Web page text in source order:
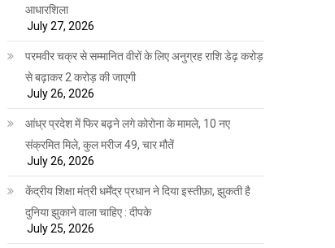
आधारशिला
July 27, 2026
परमवीर चक्र से सम्मानित वीरों के लिए अनुग्रह राशि डेढ़ करोड़
से बढ़ाकर 2 करोड़ की जाएगी
July 26, 2026
आंध्र प्रदेश में फिर बढ़ने लगे कोरोना के मामले, 10 नए
संक्रमित मिले, कुल मरीज 49, चार मौतें
July 26, 2026
केंद्रीय शिक्षा मंत्री धर्मेंद्र प्रधान ने दिया इस्तीफ़ा, झुकती है
दुनिया झुकाने वाला चाहिए : दीपके
July 25, 2026